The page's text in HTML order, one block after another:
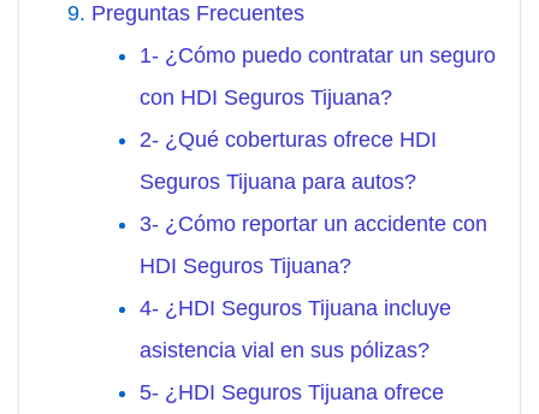
Preguntas Frecuentes
1- ¿Cómo puedo contratar un seguro
con HDI Seguros Tijuana?
2- ¿Qué coberturas ofrece HDI
Seguros Tijuana para autos?
3- ¿Cómo reportar un accidente con
HDI Seguros Tijuana?
4- ¿HDI Seguros Tijuana incluye
asistencia vial en sus pólizas?
5- ¿HDI Seguros Tijuana ofrece